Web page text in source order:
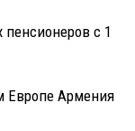
с 1
Европе Армения